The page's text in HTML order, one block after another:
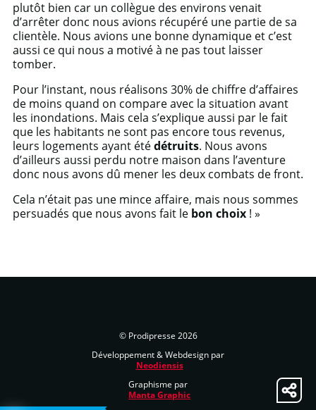
plutôt bien car un collègue des environs venait
d’arrêter donc nous avions récupéré une partie de sa
clientèle. Nous avions une bonne dynamique et c’est
aussi ce qui nous a motivé à ne pas tout laisser
tomber.
Pour l’instant, nous réalisons 30% de chiffre d’affaires
de moins quand on compare avec la situation avant
les inondations. Mais cela s’explique aussi par le fait
que les habitants ne sont pas encore tous revenus,
leurs logements ayant étédétruits. Nous avons
d’ailleurs aussi perdu notre maison dans l’aventure
donc nous avons dû mener les deux combats de front.
Cela n’était pas une mince affaire, mais nous sommes
persuadés que nous avons fait le bon choix ! »
© Prodipresse 2026
Développement & Webdesign par
Neodiensis
Graphisme par
Manta Graphic